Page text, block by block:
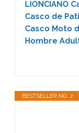
LIONCIANO
Casco de
Casco Moto
Hombre
BESTSELLER NO. 2